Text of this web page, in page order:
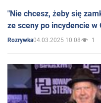
"Nie chcesz, żeby się
ze sceny po incydencie w
Rozrywka04.03.2025 10:08 1